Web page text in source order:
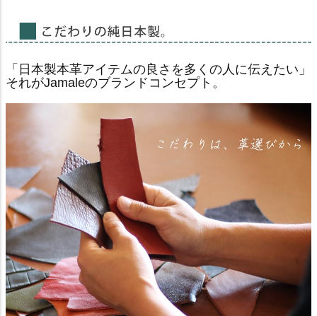
「日本製本革アイテムの良さを多くの人に伝えたい」
それがJamaleのブランドコンセプト。